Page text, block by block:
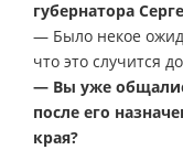
губернатора
— Было некое
что это случится
— Вы уже
после его
края?